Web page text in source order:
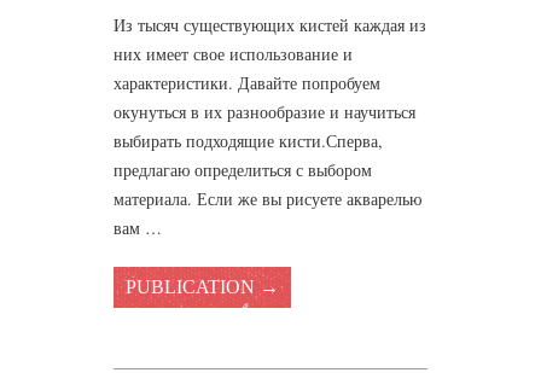
Из тысяч существующих кистей каждая из
них имеет свое использование и
характеристики. Давайте попробуем
окунуться в их разнообразие и научиться
выбирать подходящие кисти.Сперва,
предлагаю определиться с выбором
материала. Если же вы рисуете акварелью
вам …
PUBLICATION →